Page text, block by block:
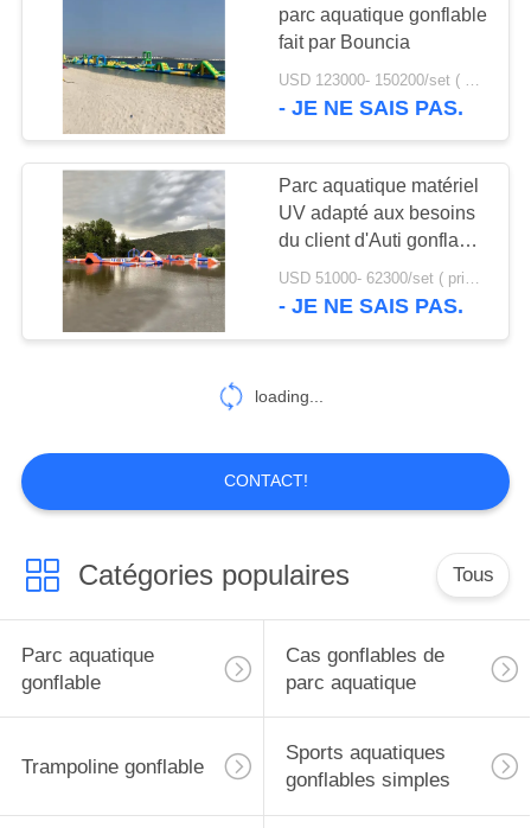
Aréna de paintball
gonflable
11
paintball gonflable
26
Voie d'air de
gymnastique
6
parc aquatique gonflable
fait par Bouncia
USD 123000- 150200/set ( price just for reference, detailed prices need to be confirmed) MOQ:1 ensemble ou une partie de l'ensemble du parc
- JE NE SAIS PAS.
Parc aquatique matériel
UV adapté aux besoins
du client d'Auti gonflable
par Bouncia
USD 51000- 62300/set ( price just for reference, detailed prices need to be confirmed) MOQ:1PC
- JE NE SAIS PAS.
loading...
CONTACT!
Catégories populaires Tous
Parc aquatique
gonflable
Cas gonflables de
parc aquatique
Trampoline gonflable
Sports aquatiques
gonflables simples